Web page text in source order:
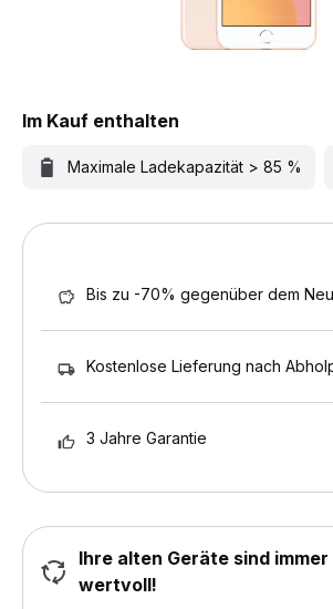
Im Kauf enthalten
Maximale Ladekapazität > 85 %
Bis zu -70% gegenüber dem
Kostenlose Lieferung nach
3 Jahre Garantie
Ihre alten Geräte sind immer
wertvoll!